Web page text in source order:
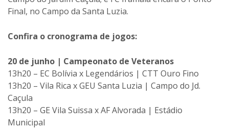
Final, no Campo da Santa Luzia.
Confira o cronograma de jogos:
20 de junho | Campeonato de Veteranos
13h20 – EC Bolívia x Legendários | CTT Ouro Fino
13h20 – Vila Rica x GEU Santa Luzia | Campo do Jd.
Caçula
13h20 – GE Vila Suissa x AF Alvorada | Estádio
Municipal